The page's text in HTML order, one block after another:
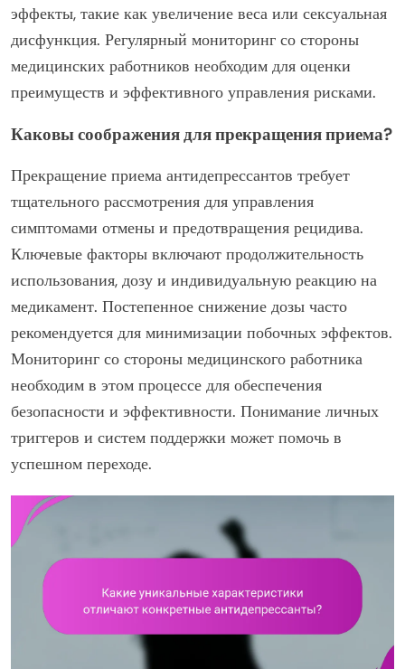
эффекты, такие как увеличение веса или сексуальная
дисфункция. Регулярный мониторинг со стороны
медицинских работников необходим для оценки
преимуществ и эффективного управления рисками.
Каковы соображения для прекращения приема?
Прекращение приема антидепрессантов требует
тщательного рассмотрения для управления
симптомами отмены и предотвращения рецидива.
Ключевые факторы включают продолжительность
использования, дозу и индивидуальную реакцию на
медикамент. Постепенное снижение дозы часто
рекомендуется для минимизации побочных эффектов.
Мониторинг со стороны медицинского работника
необходим в этом процессе для обеспечения
безопасности и эффективности. Понимание личных
триггеров и систем поддержки может помочь в
успешном переходе.